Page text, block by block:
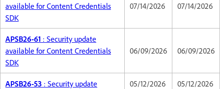
available for Content Credentials
SDK
07/14/2026 07/14/2026
APSB26-61 : Security update
available for Content Credentials
SDK
06/09/2026 06/09/2026
APSB26-53 : Security update
05/12/2026 05/12/2026